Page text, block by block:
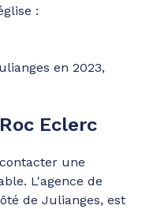
:
en 2023,
Eclerc
une
L'agence de
de Julianges, est